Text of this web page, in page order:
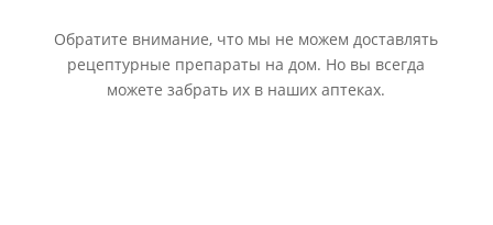
Обратите внимание, что мы не можем доставлять
рецептурные препараты на дом. Но вы всегда
можете забрать их в наших аптеках.